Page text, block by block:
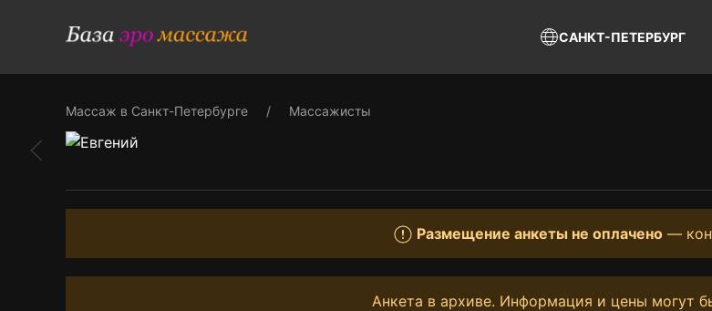
САНКТ-ПЕТЕРБУРГ
Массаж в Санкт-Петербурге Массажисты
Размещение анкеты не оплачено —
Анкета в архиве. Информация и цены могут